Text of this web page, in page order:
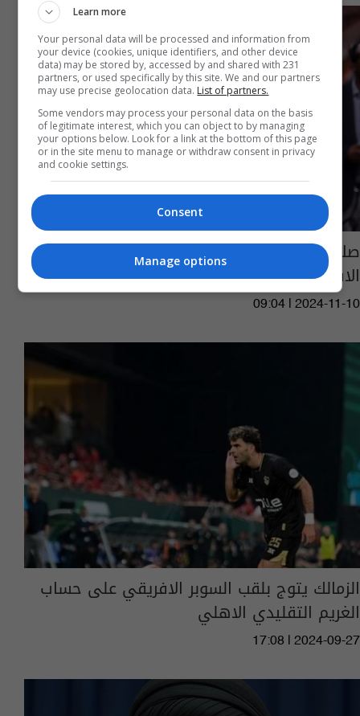
صلاح يغيب عن تشكيلة الفراعة في التصفيات
الافريقية
09:04 | 2024-11-10
الزمالك يتوج بلقب السوبر الافريقي على حساب
الغريم التقليدي الاهلي
17:08 | 2024-09-27
Learn more
Your personal data will be processed and information from
your device (cookies, unique identifiers, and other device
data) may be stored by, accessed by and shared with 231
partners, or used specifically by this site. We and our partners
may use precise geolocation data. List of partners.
Some vendors may process your personal data on the basis
of legitimate interest, which you can object to by managing
your options below. Look for a link at the bottom of this page
or in the site menu to manage or withdraw consent in privacy
and cookie settings.
Consent
Manage options